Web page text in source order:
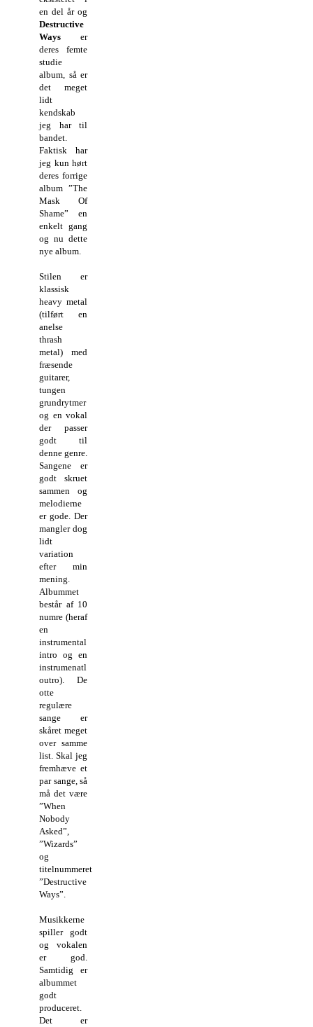
en del år og
Destructive
Ways er
deres femte
studie
album, så er
det meget
lidt
kendskab
jeg har til
bandet.
Faktisk har
jeg kun hørt
deres forrige
album ”The
Mask Of
Shame” en
enkelt gang
og nu dette
nye album.
Stilen er
klassisk
heavy metal
(tilført en
anelse
thrash
metal) med
fræsende
guitarer,
tungen
grundrytmer
og en vokal
der passer
godt til
denne genre.
Sangene er
godt skruet
sammen og
melodierne
er gode. Der
mangler dog
lidt
variation
efter min
mening.
Albummet
består af 10
numre (heraf
en
instrumental
intro og en
instrumenatl
outro). De
otte
regulære
sange er
skåret meget
over samme
list. Skal jeg
fremhæve et
par sange, så
må det være
”When
Nobody
Asked”,
”Wizards”
og
titelnummeret
”Destructive
Ways”.
Musikkerne
spiller godt
og vokalen
er god.
Samtidig er
albummet
godt
produceret.
Det er